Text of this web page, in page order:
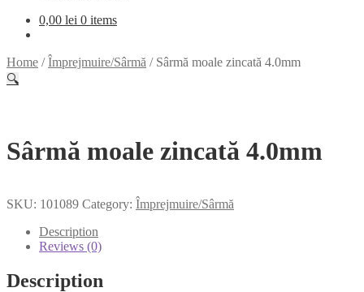
0,00 lei 0 items
Home /Împrejmuire/Sârmă / Sârmă moale zincată 4.0mm
🔍
Sârmă moale zincată 4.0mm
SKU: 101089 Category: Împrejmuire/Sârmă
Description
Reviews (0)
Description